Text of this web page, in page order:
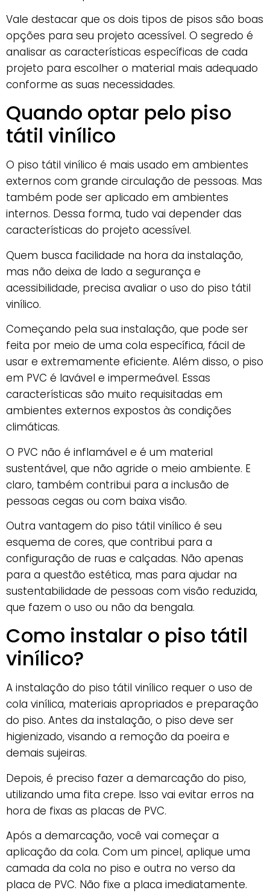
Vale destacar que os dois tipos de pisos são boas
opções para seu projeto acessível. O segredo é
analisar as características específicas de cada
projeto para escolher o material mais adequado
conforme as suas necessidades.
Quando optar pelo piso
tátil vinílico
O piso tátil vinílico é mais usado em ambientes
externos com grande circulação de pessoas. Mas
também pode ser aplicado em ambientes
internos. Dessa forma, tudo vai depender das
características do projeto acessível.
Quem busca facilidade na hora da instalação,
mas não deixa de lado a segurança e
acessibilidade, precisa avaliar o uso do piso tátil
vinílico.
Começando pela sua instalação, que pode ser
feita por meio de uma cola específica, fácil de
usar e extremamente eficiente. Além disso, o piso
em PVC é lavável e impermeável. Essas
características são muito requisitadas em
ambientes externos expostos às condições
climáticas.
O PVC não é inflamável e é um material
sustentável, que não agride o meio ambiente. E
claro, também contribui para a inclusão de
pessoas cegas ou com baixa visão.
Outra vantagem do piso tátil vinílico é seu
esquema de cores, que contribui para a
configuração de ruas e calçadas. Não apenas
para a questão estética, mas para ajudar na
sustentabilidade de pessoas com visão reduzida,
que fazem o uso ou não da bengala.
Como instalar o piso tátil
vinílico?
A instalação do piso tátil vinílico requer o uso de
cola vinílica, materiais apropriados e preparação
do piso. Antes da instalação, o piso deve ser
higienizado, visando a remoção da poeira e
demais sujeiras.
Depois, é preciso fazer a demarcação do piso,
utilizando uma fita crepe. Isso vai evitar erros na
hora de fixas as placas de PVC.
Após a demarcação, você vai começar a
aplicação da cola. Com um pincel, aplique uma
camada da cola no piso e outra no verso da
placa de PVC. Não fixe a placa imediatamente.